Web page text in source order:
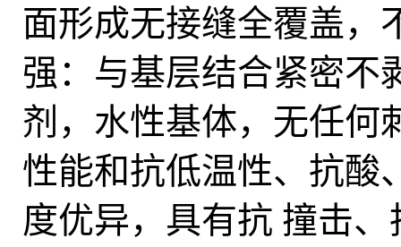
面形成无接缝全覆盖，
强：与基层结合紧密不
剂，水性基体，无任何
性能和抗低温性、抗酸
度优异，具有抗 撞击